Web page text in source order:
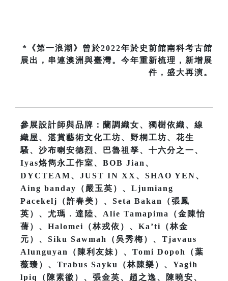
*《第一浪潮》曾於2022年於史前館南科考古館
展出，串連澳洲與臺灣。今年重新梳理，新增展
件，盛大再演。
參展設計師與品牌：蘭調織女、獨樹依織、線
織屋、湛賞藝術文化工坊、野桐工坊、花生
騷、沙布喇安德烈、巴魯祖孥、十六分之一、
Iyas烙雋永工作室、BOB Jian、
DYCTEAM、JUST IN XX、SHAO YEN、
Aing banday（嚴玉英）、Ljumiang
Pacekelj（許春美）、Seta Bakan（張鳳
英）、尤瑪．達陸、Alie Tamapima（金陳怡
蒨）、Halomei（林戎依）、Ka’ti（林金
元）、Siku Sawmah（吳秀梅）、Tjavaus
Alunguyan（陳利友妹）、Tomi Dopoh（葉
薇臻）、Trabus Sayku（林陳樂）、Yagih
lpiq（陳素徽）、張金英、趙之逸、陳曉安、